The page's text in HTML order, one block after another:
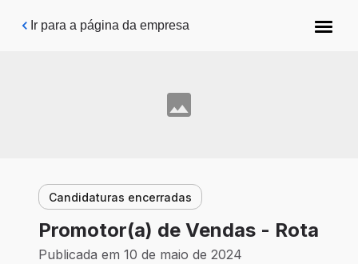
Pular para o conteúdo principal
Ir para a página da empresa
Candidaturas encerradas
Promotor(a) de Vendas - Rota
Publicada em 10 de maio de 2024